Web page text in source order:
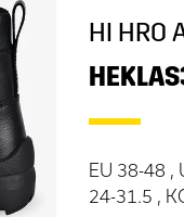
HI HRO
EU 38-48 ,
24-31.5 ,